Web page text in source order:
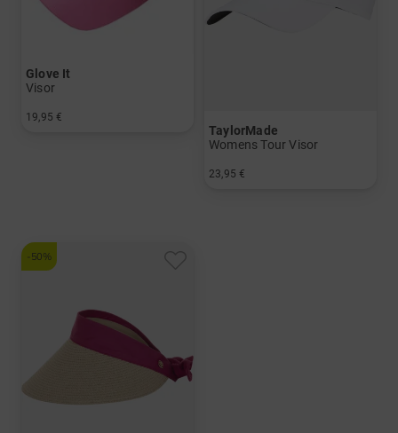
Glove It
Visor
19,95 €
TaylorMade
Womens Tour Visor
23,95 €
-50%